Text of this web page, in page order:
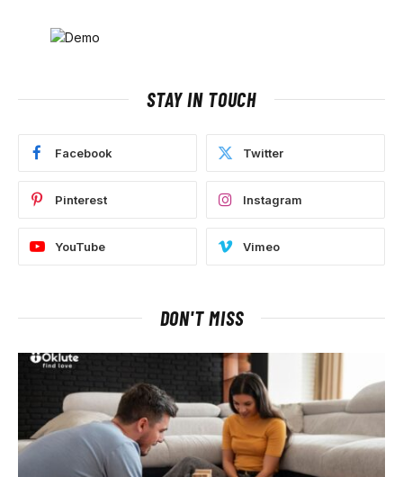
STAY IN TOUCH
Facebook Twitter
Pinterest Instagram
YouTube Vimeo
DON'T MISS